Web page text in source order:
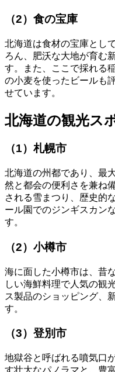
（2）食の宝庫
北海道は食材の宝庫とし
ろん、肥沃な大地が育む
す。また、ここで採れる
の小麦を使ったビールも
せています。
北海道の観光ス
（1）札幌市
北海道の州都であり、最
然と都会の便利さを兼ね
される雪まつり、歴史的
ール園でのジンギスカン
す。
（2）小樽市
海に面した小樽市は、昔
しい海鮮料理で人気の観
ス製品のショッピング、
す。
（3）登別市
地獄谷と呼ばれる噴気口
す壮大なパノラマと、豊